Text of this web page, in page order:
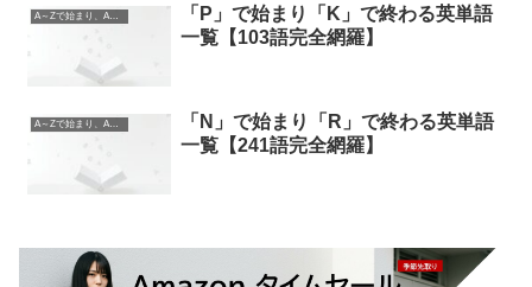
A～Zで始まり、A～Zで終わる英単語
「P」で始まり「K」で終わる英単語
一覧【103語完全網羅】
A～Zで始まり、A～Zで終わる英単語
「N」で始まり「R」で終わる英単語
一覧【241語完全網羅】